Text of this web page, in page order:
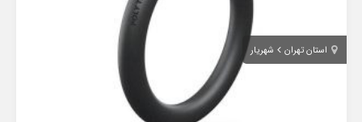
استان تهران شهریار